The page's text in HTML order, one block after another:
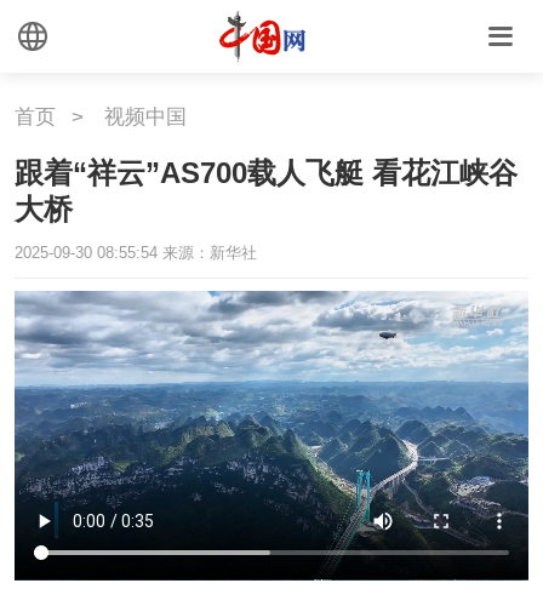
中国关键词
文化
文化 文创 艺术
悦读 民藏 中医
中国瓷
国情
国情 助残 一带一路
首页 > 视频中国
跟着“祥云”AS700载人飞艇 看花江峡谷
大桥
2025-09-30 08:55:54 来源：新华社